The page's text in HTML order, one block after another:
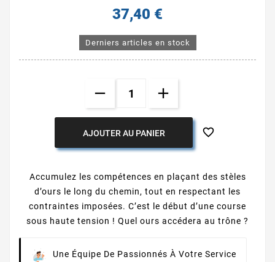
37,40 €
Derniers articles en stock
AJOUTER AU PANIER 
Accumulez les compétences en plaçant des stèles
d’ours le long du chemin, tout en respectant les
contraintes imposées. C’est le début d’une course
sous haute tension ! Quel ours accédera au trône ?
Une Équipe De Passionnés À Votre Service